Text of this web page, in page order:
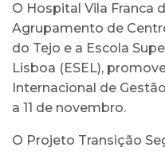
O Hospital Vila Franca
Agrupamento de
do Tejo e a Escola
Lisboa (ESEL),
Internacional de
a 11 de novembro.
O Projeto Transição